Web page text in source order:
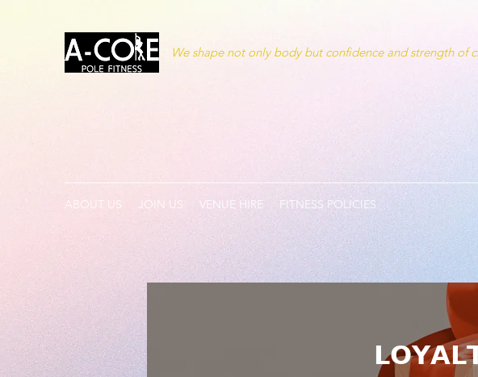
We shape not only body but confidence and strength of
ABOUT US JOIN US VENUE HIRE FITNESS POLICIES